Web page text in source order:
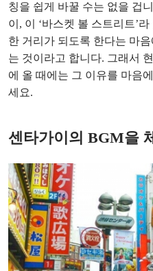
칭을 쉽게 바꿀 수는 없을 겁
이, 이 ‘바스켓 볼 스트리트’
한 거리가 되도록 한다는 마
는 것이라고 합니다. 그래서
에 올 때에는 그 이유를 마음
세요.
센타가이의 BGM을